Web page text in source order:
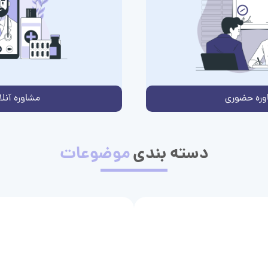
حضوری مشاوره
دسته بندیموضوعات